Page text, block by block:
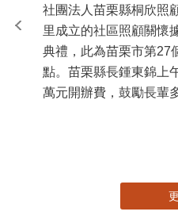
社團法人苗栗縣桐欣照
里成立的社區照顧關懷
典禮，此為苗栗市第27
點。苗栗縣長鍾東錦上
萬元開辦費，鼓勵長輩